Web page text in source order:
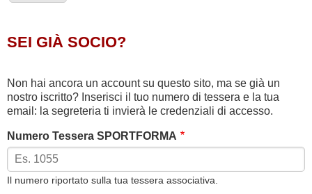
SEI GIÀ SOCIO?
Non hai ancora un account su questo sito, ma se già un
nostro iscritto? Inserisci il tuo numero di tessera e la tua
email: la segreteria ti invierà le credenziali di accesso.
Numero Tessera SPORTFORMA
Il numero riportato sulla tua tessera associativa.